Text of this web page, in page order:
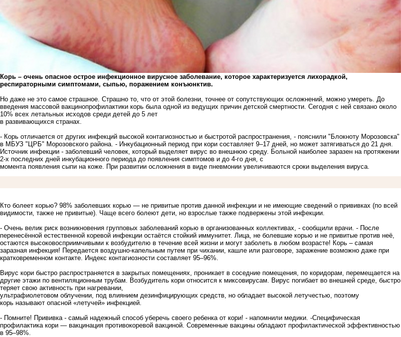
Корь – очень опасное острое инфекционное вирусное заболевание, которое характеризуется лихорадкой,
респираторными симптомами, сыпью, поражением конъюнктив.
Но даже не это самое страшное. Страшно то, что от этой болезни, точнее от сопутствующих осложнений, можно умереть. До
введения массовой вакцинопрофилактики корь была одной из ведущих причин детской смертности. Сегодня с ней связано около
10% всех летальных исходов среди детей до 5 лет
в развивающихся странах.
- Корь отличается от других инфекций высокой контагиозностью и быстротой распространения, - пояснили "Блокноту Морозовска"
в МБУЗ "ЦРБ" Морозовского района. - Инкубационный период при кори составляет 9–17 дней, но может затягиваться до 21 дня.
Источник инфекции - заболевший человек, который выделяет вирус во внешнюю среду. Больной наиболее заразен на протяжении
2-х последних дней инкубационного периода до появления симптомов и до 4-го дня, с
момента появления сыпи на коже. При развитии осложнения в виде пневмонии увеличиваются сроки выделения вируса.
Кто болеет корью? 98% заболевших корью — не привитые против данной инфекции и не имеющие сведений о прививках (по всей
видимости, также не привитые). Чаще всего болеют дети, но взрослые также подвержены этой инфекции.
- Очень велик риск возникновения групповых заболеваний корью в организованных коллективах, - сообщили врачи. - После
перенесённой естественной коревой инфекции остаётся стойкий иммунитет. Лица, не болевшие корью и не привитые против неё,
остаются высоковосприимчивыми к возбудителю в течение всей жизни и могут заболеть в любом возрасте! Корь – самая
заразная инфекция! Передается воздушно-капельным путем при чихании, кашле или разговоре, заражение возможно даже при
кратковременном контакте. Индекс контагиозности составляет 95–96%.
Вирус кори быстро распространяется в закрытых помещениях, проникает в соседние помещения, по коридорам, перемещается на
другие этажи по вентиляционным трубам. Возбудитель кори относится к миксовирусам. Вирус погибает во внешней среде, быстро
теряет свою активность при нагревании,
ультрафиолетовом облучении, под влиянием дезинфицирующих средств, но обладает высокой летучестью, поэтому
корь называют опасной «летучей» инфекцией.
- Помните! Прививка - самый надежный способ уберечь своего ребенка от кори! - напомнили медики. -Специфическая
профилактика кори — вакцинация противокоревой вакциной. Современные вакцины обладают профилактической эффективностью
в 95–98%.